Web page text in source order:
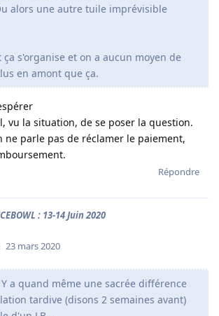
alors une autre tuile imprévisible
ça s'organise et on a aucun moyen de
en amont que ça.
vu la situation, de se poser la question.
ne parle pas de réclamer le paiement,
Répondre
: 13-14 Juin 2020
23 mars 2020
Y a quand même une sacrée différence
tardive (disons 2 semaines avant)